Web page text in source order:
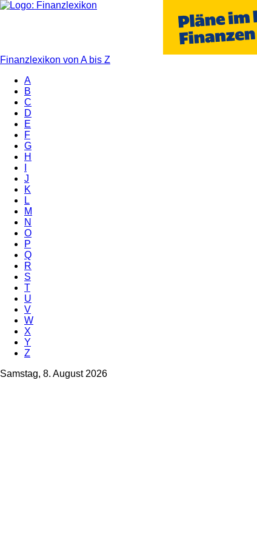
Finanzlexikon von A bis Z
A
B
C
D
E
F
G
H
J
K
L
M
N
O
P
Q
R
S
T
U
V
W
X
Y
Z
Samstag, 8. August 2026